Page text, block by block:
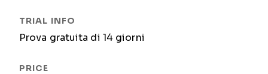
Prova gratuita di 14 giorni